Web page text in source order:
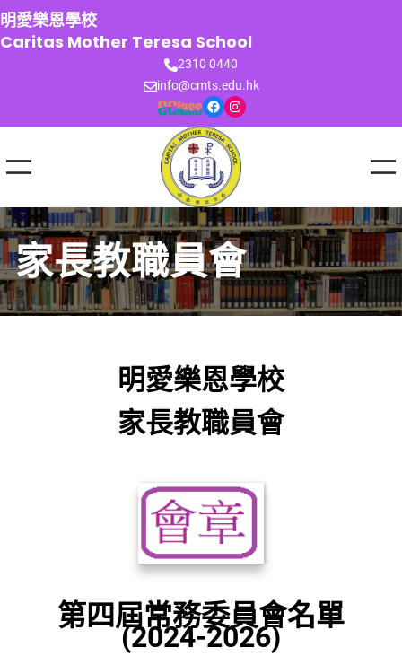
跳
至
主
明愛樂恩學校
Caritas Mother Teresa School
2310 0440
info@cmts.edu.hk
Facebook Instagram
家長教職員會
明愛樂恩學校
家長教職員會
第四屆常務委員會名單
(2024-2026)